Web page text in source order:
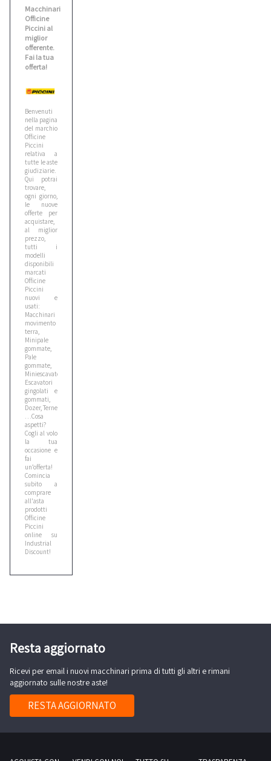
Bianco
Biesse
Bitelli
10
Bmw
Bobcat
Bomag
Case
Caterpillar
Cat
Cebora
Ceccato
Cesab
Citroen
Macchinari
Officine
Piccini al
miglior
offerente.
Fai la tua
offerta!
Benvenuti
nella pagina
del marchio
Officine
Piccini
relativa a
tutte le aste
giudiziarie.
Qui potrai
trovare,
ogni giorno,
le nuove
offerte per
acquistare,
al miglior
prezzo,
tutti i
modelli
disponibili
marcati
Officine
Piccini
nuovi e
usati:
Macchinari
movimento
terra,
Minipale
gommate,
Pale
gommate,
Miniescavatori,
Escavatori
gingolati e
gommati,
Dozer, Terne
…Cosa
aspetti?
Cogli al volo
la tua
occasione e
fai
un’offerta!
Comincia
subito a
comprare
all'asta
prodotti
Officine
Piccini
online su
Industrial
Discount!
Resta aggiornato
Ricevi per email i nuovi macchinari prima di tutti gli altri e rimani
aggiornato sulle nostre aste!
RESTA AGGIORNATO